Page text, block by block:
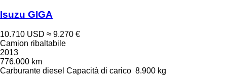
Isuzu GIGA
10.710 USD ≈ 9.270 €
Camion ribaltabile
2013
776.000 km
Carburante diesel Capacità di carico 8.900 kg